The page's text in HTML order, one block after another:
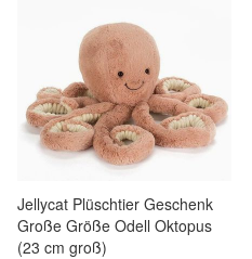
Jellycat Plüschtier Geschenk
Große Größe Odell Oktopus
(23 cm groß)